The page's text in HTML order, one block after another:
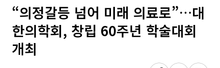
“의정갈등 넘어 미래 의료로”…대
한의학회, 창립 60주년 학술대회
개최